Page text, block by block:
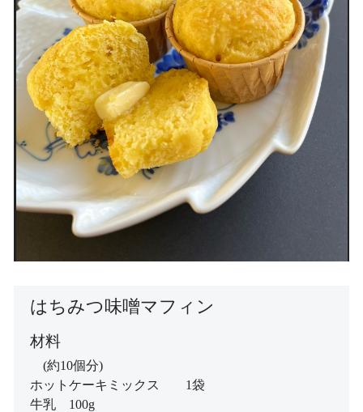
はちみつ味噌マフィン
材料
(約10個分)
ホットケーキミックス 1袋
牛乳 100g